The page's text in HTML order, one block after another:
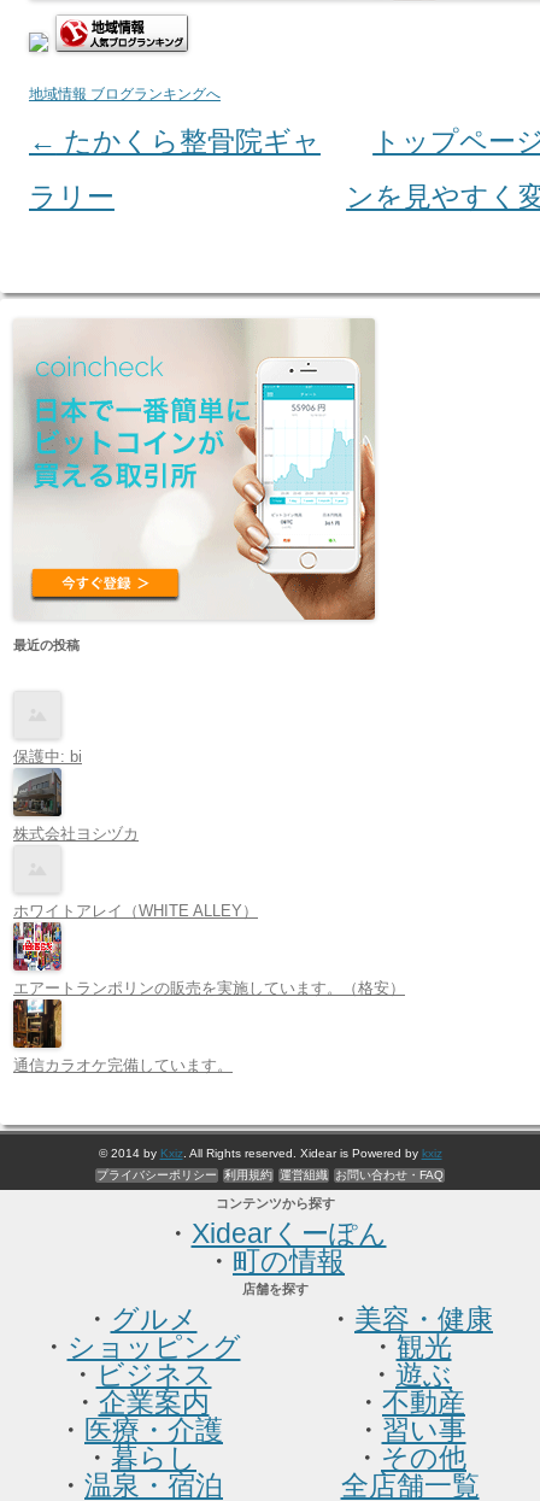
地域情報 ブログランキングへ
Post navigation
← たかくら整骨院ギャ
ラリー
トップペー
ンを見やすく
最近の投稿
保護中: bi
株式会社ヨシヅカ
ホワイトアレイ（WHITE ALLEY）
エアートランポリンの販売を実施しています。（格安）
通信カラオケ完備しています。
© 2014 by Kxiz. All Rights reserved. Xidear is Powered by kxiz
プライバシーポリシー
利用規約 運営組織 お問い合わせ・FAQ
コンテンツから探す
・ Xidearくーぽん
・ 町の情報
店舗を探す
・ グルメ
・ ショッピング
・ ビジネス
・ 企業案内
・ 医療・介護
・ 暮らし
・ 温泉・宿泊
・ 美容・健康
・ 観光
・ 遊ぶ
・ 不動産
・ 習い事
・ その他
全店舗一覧